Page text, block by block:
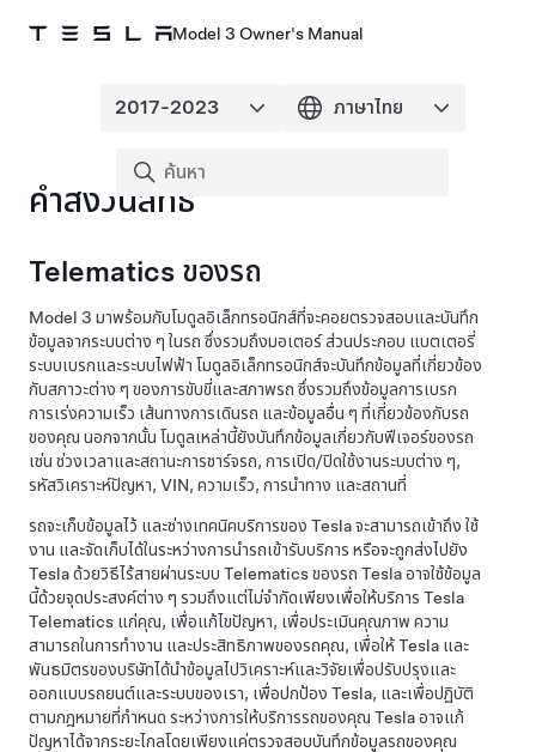
Model 3 Owner's Manual
คำสงวนสิทธิ์
Telematics ของรถ
Model 3 มาพร้อมกับโมดูลอิเล็กทรอนิกส์ที่จะคอยตรวจสอบและบันทึก
ข้อมูลจากระบบต่าง ๆ ในรถ ซึ่งรวมถึงมอเตอร์ ส่วนประกอบ แบตเตอรี่
ระบบเบรกและระบบไฟฟ้า โมดูลอิเล็กทรอนิกส์จะบันทึกข้อมูลที่เกี่ยวข้อง
กับสภาวะต่าง ๆ ของการขับขี่และสภาพรถ ซึ่งรวมถึงข้อมูลการเบรก
การเร่งความเร็ว เส้นทางการเดินรถ และข้อมูลอื่น ๆ ที่เกี่ยวข้องกับรถ
ของคุณ นอกจากนั้น โมดูลเหล่านี้ยังบันทึกข้อมูลเกี่ยวกับฟีเจอร์ของรถ
เช่น ช่วงเวลาและสถานะการชาร์จรถ, การเปิด/ปิดใช้งานระบบต่าง ๆ,
รหัสวิเคราะห์ปัญหา, VIN, ความเร็ว, การนำทาง และสถานที่
รถจะเก็บข้อมูลไว้ และช่างเทคนิคบริการของ Tesla จะสามารถเข้าถึง ใช้
งาน และจัดเก็บได้ในระหว่างการนำรถเข้ารับบริการ หรือจะถูกส่งไปยัง
Tesla ด้วยวิธีไร้สายผ่านระบบ Telematics ของรถ Tesla อาจใช้ข้อมูล
นี้ด้วยจุดประสงค์ต่าง ๆ รวมถึงแต่ไม่จำกัดเพียงเพื่อให้บริการ Tesla
Telematics แก่คุณ, เพื่อแก้ไขปัญหา, เพื่อประเมินคุณภาพ ความ
สามารถในการทำงาน และประสิทธิภาพของรถคุณ, เพื่อให้ Tesla และ
พันธมิตรของบริษัทได้นำข้อมูลไปวิเคราะห์และวิจัยเพื่อปรับปรุงและ
ออกแบบรถยนต์และระบบของเรา, เพื่อปกป้อง Tesla, และเพื่อปฏิบัติ
ตามกฎหมายที่กำหนด ระหว่างการให้บริการรถของคุณ Tesla อาจแก้
ปัญหาได้จากระยะไกลโดยเพียงแค่ตรวจสอบบันทึกข้อมูลรถของคุณ